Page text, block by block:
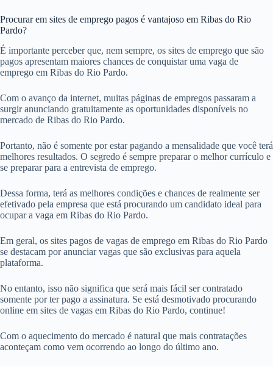
Procurar em sites de emprego pagos é vantajoso em Ribas do Rio
Pardo?
É importante perceber que, nem sempre, os sites de emprego que são
pagos apresentam maiores chances de conquistar uma vaga de
emprego em Ribas do Rio Pardo.
Com o avanço da internet, muitas páginas de empregos passaram a
surgir anunciando gratuitamente as oportunidades disponíveis no
mercado de Ribas do Rio Pardo.
Portanto, não é somente por estar pagando a mensalidade que você terá
melhores resultados. O segredo é sempre preparar o melhor currículo e
se preparar para a entrevista de emprego.
Dessa forma, terá as melhores condições e chances de realmente ser
efetivado pela empresa que está procurando um candidato ideal para
ocupar a vaga em Ribas do Rio Pardo.
Em geral, os sites pagos de vagas de emprego em Ribas do Rio Pardo
se destacam por anunciar vagas que são exclusivas para aquela
plataforma.
No entanto, isso não significa que será mais fácil ser contratado
somente por ter pago a assinatura. Se está desmotivado procurando
online em sites de vagas em Ribas do Rio Pardo, continue!
Com o aquecimento do mercado é natural que mais contratações
aconteçam como vem ocorrendo ao longo do último ano.